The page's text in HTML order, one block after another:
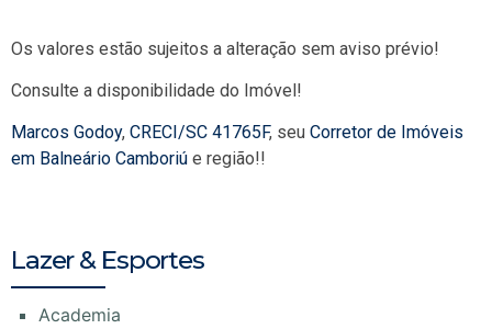
Os valores estão sujeitos a alteração sem aviso prévio!
Consulte a disponibilidade do Imóvel!
Marcos Godoy, CRECI/SC 41765F, seu Corretor de Imóveis
em Balneário Camboriú e região!!
Lazer & Esportes
Academia